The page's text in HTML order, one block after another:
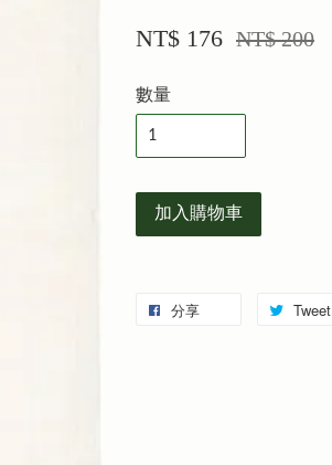
NT$ 176 NT$ 200
數量
加入購物車
分享 Tweet